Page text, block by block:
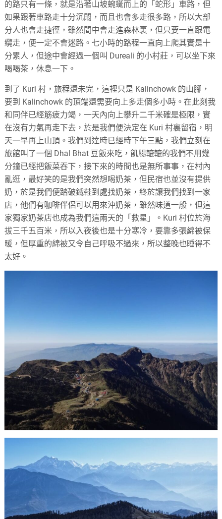
的路只有一條，就是沿著山坡蜿蜒而上的「蛇形」車路，但
如果跟著車路走十分沉悶，而且也會多走很多路，所以大部
分人也會走捷徑，雖然間中會走進森林裏，但只要一直跟電
纜走，便一定不會迷路。七小時的路程一直向上爬其實是十
分累人，但途中會經過一個叫 Dureali 的小村莊，可以坐下來
喝喝茶，休息一下。
到了 Kuri 村，旅程還未完，這裡只是 Kalinchowk 的山腳，
要到 Kalinchowk 的頂端還需要向上多走個多小時。在此刻我
和同伴已經筋疲力竭，一天內向上攀升二千米確是極限，實
在沒有力氣再走下去，於是我們便決定在 Kuri 村裏留宿，明
天一早再上山頂。我們到達時已經時下午三點，我們立刻在
旅館叫了一個 Dhal Bhat 豆飯來吃，飢腸轆轆的我們不用幾
分鐘已經把飯菜吞下，接下來的時間也是無所事事，在村內
亂逛，最好笑的是我們突然想喝奶茶，但民宿也並沒有提供
奶，於是我們便踏破鐵鞋到處找奶茶，終於讓我們找到一家
店，他們有咖啡伴侶可以用來沖奶茶，雖然味道一般，但這
家獨家奶茶店也成為我們這兩天的「救星」。Kuri 村位於海
拔三千五百米，所以入夜後也是十分寒冷，要靠多張綿被保
暖，但厚重的綿被又令自己呼吸不過來，所以整晚也睡得不
太好。